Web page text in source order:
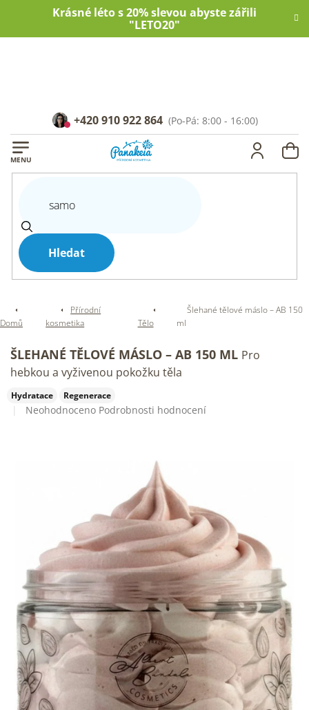
Krásné léto s 20% slevou abyste zářili
"LETO20"
Hledat
+420 910 922 864
Domů
Přírodní
kosmetika
Tělo
Šlehané tělové máslo – AB 150
ml
ŠLEHANÉ TĚLOVÉ MÁSLO – AB 150 ML Pro
hebkou a vyživenou pokožku těla
Hydratace Regenerace
Průměrné
Neohodnoceno Podrobnosti hodnocení